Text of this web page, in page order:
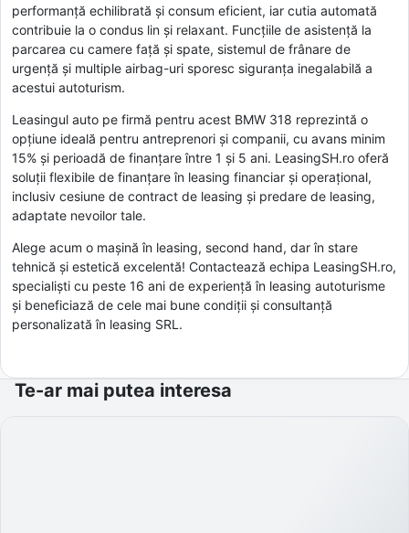
performanță echilibrată și consum eficient, iar cutia automată
contribuie la o condus lin și relaxant. Funcțiile de asistență la
parcarea cu camere față și spate, sistemul de frânare de
urgență și multiple airbag-uri sporesc siguranța inegalabilă a
acestui autoturism.
Leasingul auto pe firmă pentru acest BMW 318 reprezintă o
opțiune ideală pentru antreprenori și companii, cu avans minim
15% și perioadă de finanțare între 1 și 5 ani. LeasingSH.ro oferă
soluții flexibile de finanțare în leasing financiar și operațional,
inclusiv cesiune de contract de leasing și predare de leasing,
adaptate nevoilor tale.
Alege acum o mașină în leasing, second hand, dar în stare
tehnică și estetică excelentă! Contactează echipa LeasingSH.ro,
specialiști cu peste 16 ani de experiență în leasing autoturisme
și beneficiază de cele mai bune condiții și consultanță
personalizată în leasing SRL.
Te-ar mai putea interesa